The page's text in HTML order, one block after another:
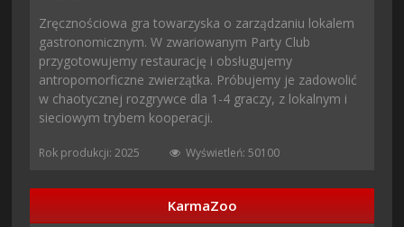
Zręcznościowa gra towarzyska o zarządzaniu lokalem
gastronomicznym. W zwariowanym Party Club
przygotowujemy restaurację i obsługujemy
antropomorficzne zwierzątka. Próbujemy je zadowolić
w chaotycznej rozgrywce dla 1-4 graczy, z lokalnym i
sieciowym trybem kooperacji.
Rok produkcji: 2025 Wyświetleń: 50100
KarmaZoo